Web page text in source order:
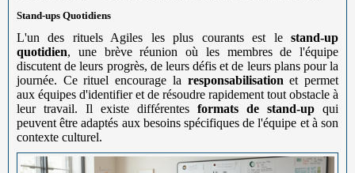
Stand-ups Quotidiens
L'un des rituels Agiles les plus courants est le stand-up
quotidien, une brève réunion où les membres de l'équipe
discutent de leurs progrès, de leurs défis et de leurs plans pour la
journée. Ce rituel encourage la responsabilisation et permet
aux équipes d'identifier et de résoudre rapidement tout obstacle à
leur travail. Il existe différentes formats de stand-up qui
peuvent être adaptés aux besoins spécifiques de l'équipe et à son
contexte culturel.